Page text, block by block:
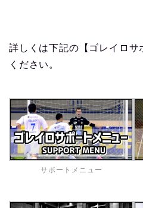
詳しくは下記の【ゴレイロサ
ください。
サポートメニュー